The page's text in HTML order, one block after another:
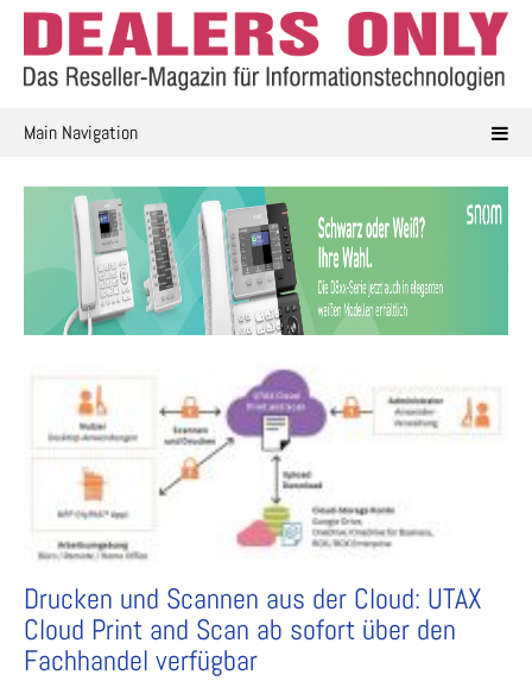
Skip
content
Main Navigation
Drucken und Scannen aus der Cloud: UTAX
Cloud Print and Scan ab sofort über den
Fachhandel verfügbar